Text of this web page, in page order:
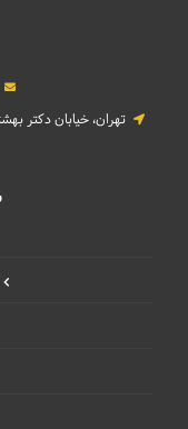
تهران، خیابان دکتر